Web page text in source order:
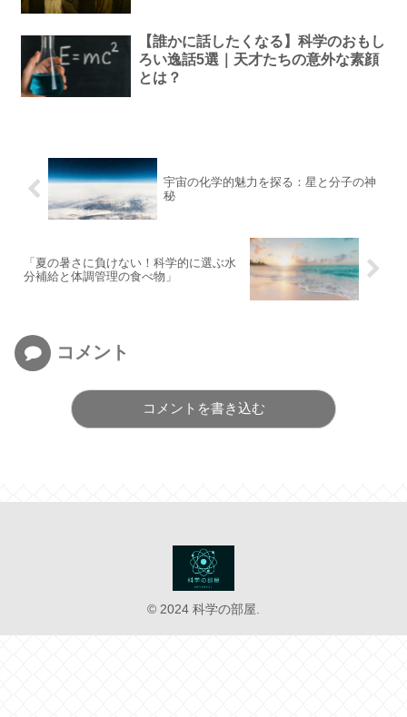
【誰かに話したくなる】科学のおもし
ろい逸話5選｜天才たちの意外な素顔
とは？
宇宙の化学的魅力を探る：星と分子の神
秘
「夏の暑さに負けない！科学的に選ぶ水
分補給と体調管理の食べ物」
コメント
コメントを書き込む
© 2024 科学の部屋.